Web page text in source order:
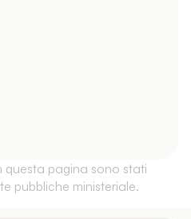
questa pagina sono stati
pubbliche ministeriale.